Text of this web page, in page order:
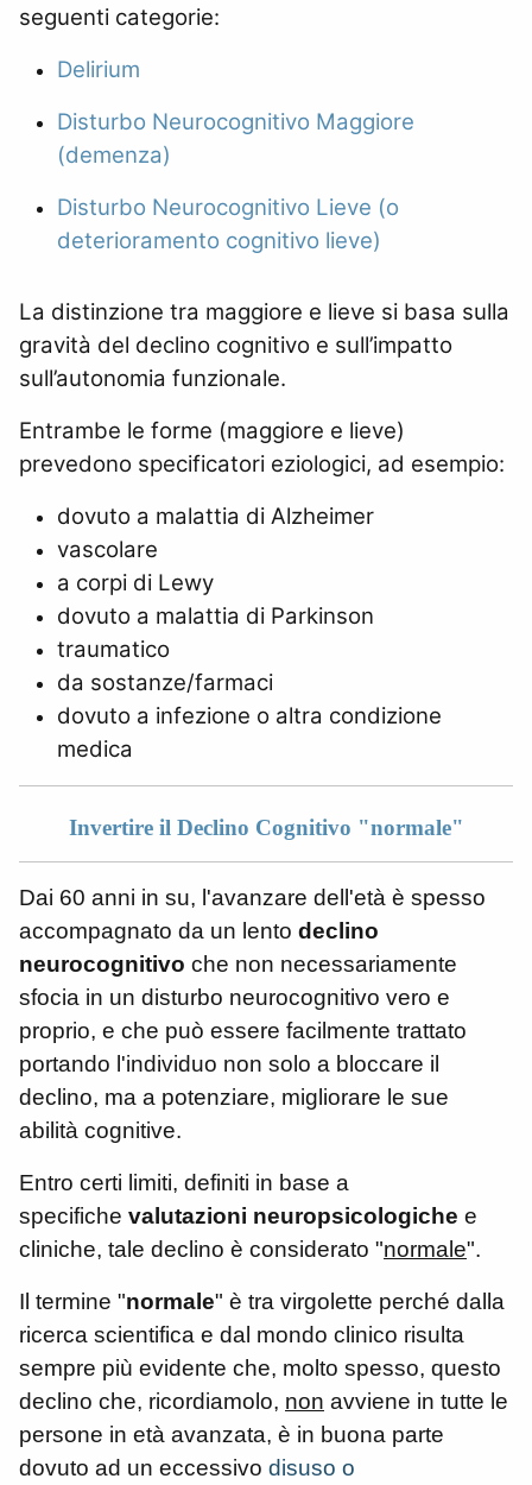
seguenti categorie:
Delirium
Disturbo Neurocognitivo Maggiore
(demenza)
Disturbo Neurocognitivo Lieve (o
deterioramento cognitivo lieve)
La distinzione tra maggiore e lieve si basa sulla
gravità del declino cognitivo e sull’impatto
sull’autonomia funzionale.
Entrambe le forme (maggiore e lieve)
prevedono specificatori eziologici, ad esempio:
dovuto a malattia di Alzheimer
vascolare
a corpi di Lewy
dovuto a malattia di Parkinson
traumatico
da sostanze/farmaci
dovuto a infezione o altra condizione
medica
Invertire il Declino Cognitivo "normale"
Dai 60 anni in su, l'avanzare dell'età è spesso
accompagnato da un lento declino
neurocognitivo che non necessariamente
sfocia in un disturbo neurocognitivo vero e
proprio, e che può essere facilmente trattato
portando l'individuo non solo a bloccare il
declino, ma a potenziare, migliorare le sue
abilità cognitive.
Entro certi limiti, definiti in base a
specifiche valutazioni neuropsicologiche e
cliniche, tale declino è considerato "normale".
Il termine "normale" è tra virgolette perché dalla
ricerca scientifica e dal mondo clinico risulta
sempre più evidente che, molto spesso, questo
declino che, ricordiamolo, non avviene in tutte le
persone in età avanzata, è in buona parte
dovuto ad un eccessivo disuso o